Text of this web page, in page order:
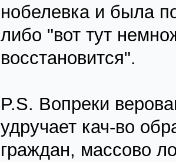
нобелевка и была
либо "вот тут
восстановится".
P.S. Вопреки
удручает кач-во
граждан, массово